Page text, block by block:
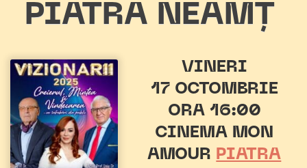
PIATRA NEAMȚ
VINERI
17 OCTOMBRIE
ORA 16:00
CINEMA MON
AMOUR PIATRA